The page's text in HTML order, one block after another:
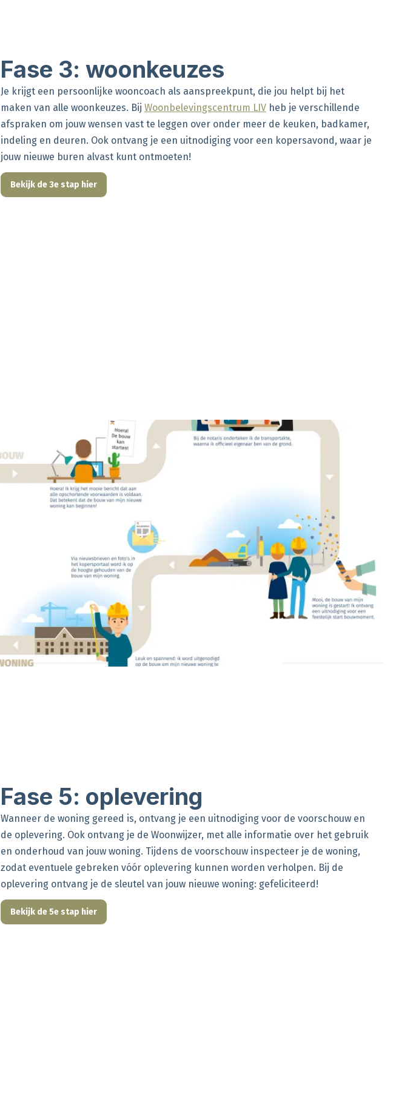
Fase 3: woonkeuzes
Je krijgt een persoonlijke wooncoach als aanspreekpunt, die jou helpt bij het
maken van alle woonkeuzes. Bij Woonbelevingscentrum LIV heb je verschillende
afspraken om jouw wensen vast te leggen over onder meer de keuken, badkamer,
indeling en deuren. Ook ontvang je een uitnodiging voor een kopersavond, waar je
jouw nieuwe buren alvast kunt ontmoeten!
Bekijk de 3e stap hier
Fase 5: oplevering
Wanneer de woning gereed is, ontvang je een uitnodiging voor de voorschouw en
de oplevering. Ook ontvang je de Woonwijzer, met alle informatie over het gebruik
en onderhoud van jouw woning. Tijdens de voorschouw inspecteer je de woning,
zodat eventuele gebreken vóór oplevering kunnen worden verholpen. Bij de
oplevering ontvang je de sleutel van jouw nieuwe woning: gefeliciteerd!
Bekijk de 5e stap hier